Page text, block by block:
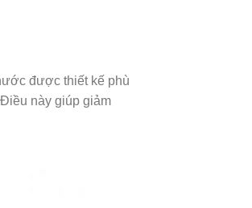
được thiết kế phù
này giúp giảm